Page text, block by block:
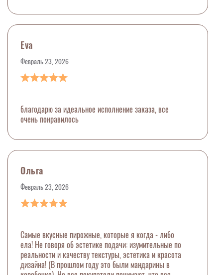
Eva
Февраль 23, 2026
благодарю за идеальное исполнение заказа, все
очень понравилось
Ольга
Февраль 23, 2026
Самые вкусные пирожные, которые я когда - либо
ела! Не говоря об эстетике подачи: изумительные по
реальности и качеству текстуры, эстетика и красота
дизайна! (В прошлом году это были мандарины в